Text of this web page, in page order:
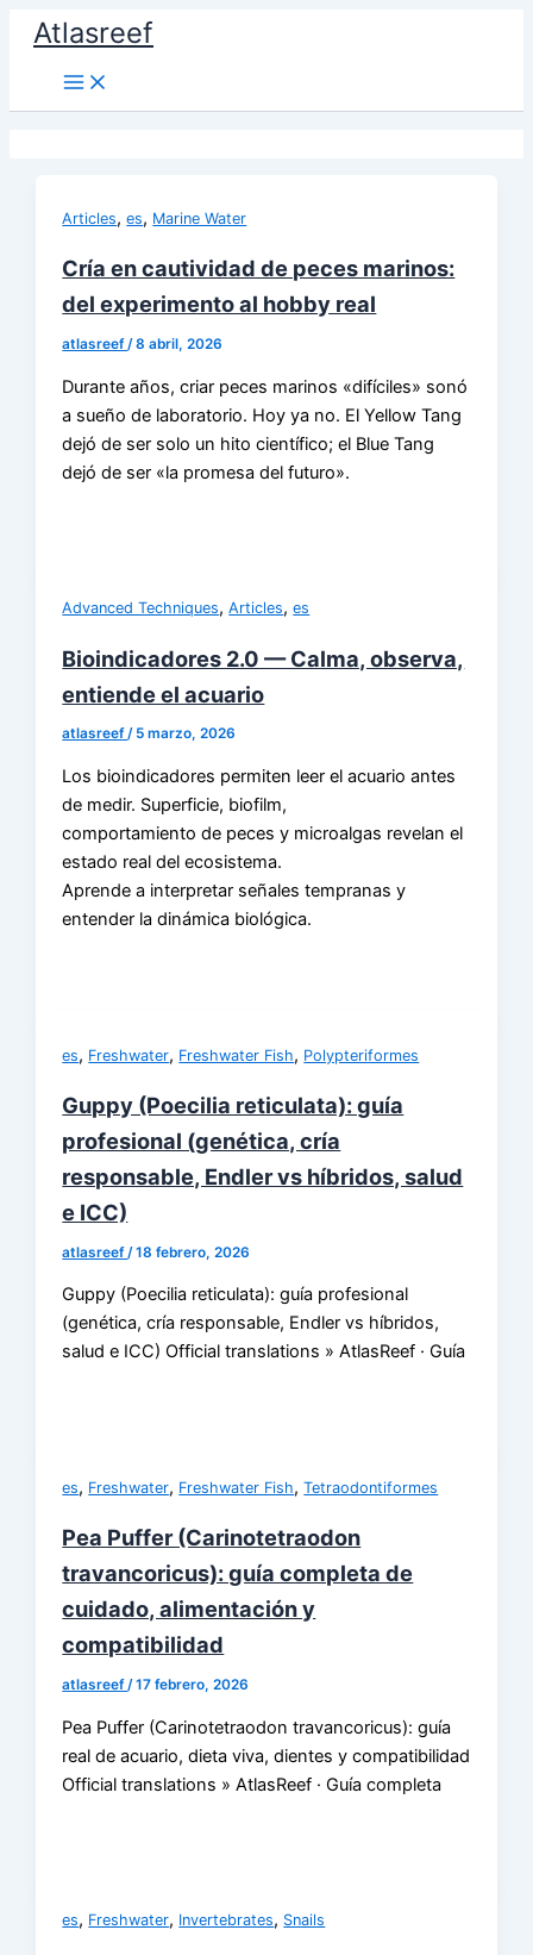
contenido
Atlasreef
Articles,es, Marine Water
Cría en cautividad de peces marinos:
del experimento al hobby real
atlasreef/8 abril, 2026
Durante años, criar peces marinos «difíciles» sonó
a sueño de laboratorio. Hoy ya no. El Yellow Tang
dejó de ser solo un hito científico; el Blue Tang
dejó de ser «la promesa del futuro».
Advanced Techniques,Articles,es
Bioindicadores 2.0 — Calma, observa,
entiende el acuario
atlasreef/ 5 marzo, 2026
Los bioindicadores permiten leer el acuario antes
de medir. Superficie, biofilm,
comportamiento de peces y microalgas revelan el
estado real del ecosistema.
Aprende a interpretar señales tempranas y
entender la dinámica biológica.
es, Freshwater, Freshwater Fish, Polypteriformes
Guppy (Poecilia reticulata): guía
profesional (genética, cría
responsable, Endler vs híbridos, salud
e ICC)
atlasreef /18 febrero, 2026
Guppy (Poecilia reticulata): guía profesional
(genética, cría responsable, Endler vs híbridos,
salud e ICC) Official translations » AtlasReef · Guía
es, Freshwater, Freshwater Fish,Tetraodontiformes
Pea Puffer (Carinotetraodon
travancoricus): guía completa de
cuidado, alimentación y
compatibilidad
atlasreef/17 febrero, 2026
Pea Puffer (Carinotetraodon travancoricus): guía
real de acuario, dieta viva, dientes y compatibilidad
Official translations » AtlasReef · Guía completa
es, Freshwater, Invertebrates, Snails